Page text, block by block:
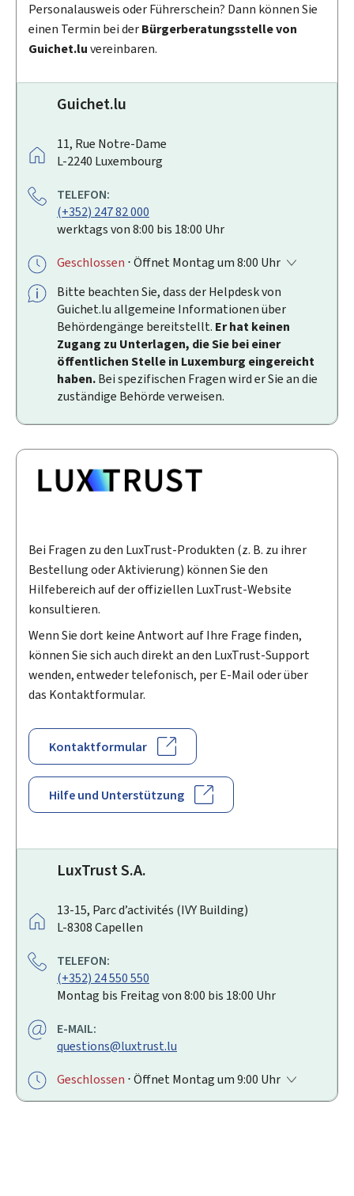
Personalausweis oder Führerschein? Dann können Sie
einen Termin bei derBürgerberatungsstelle von
Guichet.luvereinbaren.
Guichet.lu
A
D
E
S
S
:
11, Rue Notre-Dame
L-2240 Luxembourg
TELEFON:
(+352) 247 82 000
werktags von 8:00 bis 18:00 Uhr
Geschlossen ⋅ Öffnet Montag um 8:00 Uhr
Bitte beachten Sie, dass derHelpdeskvon
Guichet.lu allgemeine Informationen über
Behördengänge bereitstellt. Er hat keinen
Zugang zu Unterlagen, die Sie bei einer
öffentlichen Stelle in Luxemburg eingereicht
haben.Bei spezifischen Fragen wird er Sie an die
zuständige Behörde verweisen.
Bei Fragen zu den LuxTrust-Produkten (z. B. zu ihrer
Bestellung oder Aktivierung) können Sie den
Hilfebereich auf der offiziellen LuxTrust-Website
konsultieren.
Wenn Sie dort keine Antwort auf Ihre Frage finden,
können Sie sich auch direkt an den LuxTrust-Support
wenden, entweder telefonisch, per E-Mail oder über
das Kontaktformular.
Kontaktformular
Hilfe und Unterstützung
LuxTrust S.A.
A
D
E
S
S
:
13-15, Parc d’activités (IVY Building)
L-8308Capellen
TELEFON:
(+352) 24 550 550
Montag bis Freitag von 8:00 bis 18:00 Uhr
E-MAIL:
questions@luxtrust.lu
Geschlossen ⋅ Öffnet Montag um 9:00 Uhr